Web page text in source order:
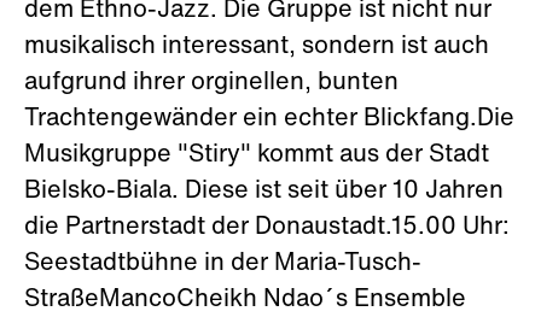
dem Ethno-Jazz. Die Gruppe ist nicht nur
musikalisch interessant, sondern ist auch
aufgrund ihrer orginellen, bunten
Trachtengewänder ein echter Blickfang.Die
Musikgruppe "Stiry" kommt aus der Stadt
Bielsko-Biala. Diese ist seit über 10 Jahren
die Partnerstadt der Donaustadt.15.00 Uhr:
Seestadtbühne in der Maria-Tusch-
StraßeMancoCheikh Ndao´s Ensemble